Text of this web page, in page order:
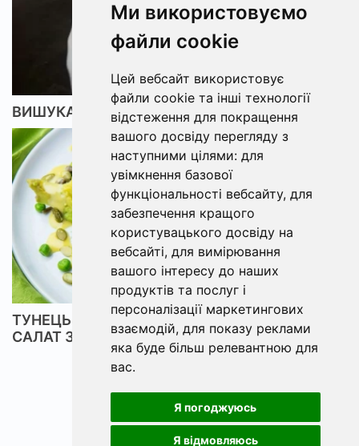
Ми використовуємо
файли cookie
Цей вебсайт використовує
файли cookie та інші технології
відстеження для покращення
вашого досвіду перегляду з
наступними цілями: для
увімкнення базової
функціональності вебсайту, для
забезпечення кращого
користувацького досвіду на
вебсайті, для вимірювання
вашого інтересу до наших
продуктів та послуг і
персоналізації маркетингових
взаємодій, для показу реклами
яка буде більш релевантною для
вас.
Я погоджуюсь
Я відмовляюсь
ВИШУКАНИЙ САЛАТ З КАЛЬМАРАМИ
ТУНЕЦЬ, АВОКАДО ТА СОУС ІЗ ВАСАБІ —
САЛАТ З ЯПОНСЬКОЇ ЛОКШИНИ